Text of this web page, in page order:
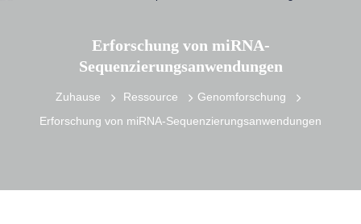
Erforschung von miRNA-
Sequenzierungsanwendungen
Zuhause Ressource
Genomforschung
Erforschung von miRNA-Sequenzierungsanwendungen